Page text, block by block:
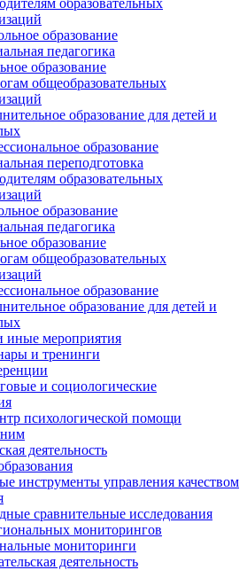
образовательных
образование
педагогика
образование
общеобразовательных
образование для детей и
образование
переподготовка
образовательных
образование
педагогика
образование
общеобразовательных
образование
образование для детей и
мероприятия
и тренинги
и социологические
психологической помощи
деятельность
инструменты управления качеством
сравнительные исследования
мониторингов
мониторинги
деятельность